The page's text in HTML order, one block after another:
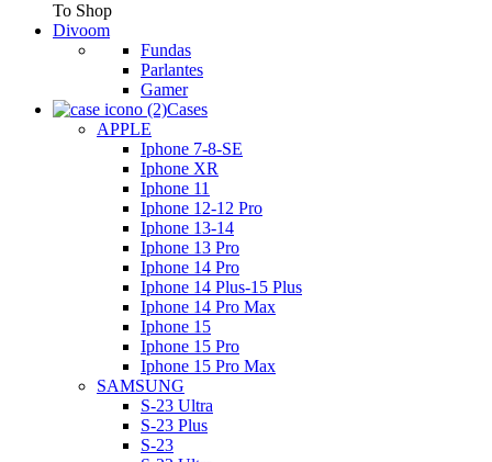
To Shop
Divoom
Fundas
Parlantes
Gamer
Cases
APPLE
Iphone 7-8-SE
Iphone XR
Iphone 11
Iphone 12-12 Pro
Iphone 13-14
Iphone 13 Pro
Iphone 14 Pro
Iphone 14 Plus-15 Plus
Iphone 14 Pro Max
Iphone 15
Iphone 15 Pro
Iphone 15 Pro Max
SAMSUNG
S-23 Ultra
S-23 Plus
S-23